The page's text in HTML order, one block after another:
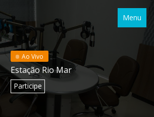
Menu
Ao Vivo
Estação Rio Mar
Participe